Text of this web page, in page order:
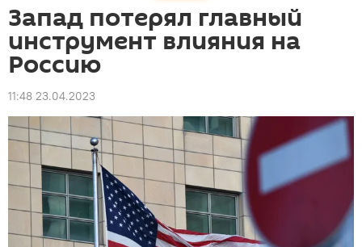
Запад потерял главный
инструмент влияния на
Россию
11:48 23.04.2023